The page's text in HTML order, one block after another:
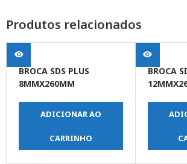
Produtos relacionados
BROCA SDS PLUS
8MMX260MM
ADICIONAR AO
CARRINHO
BROCA